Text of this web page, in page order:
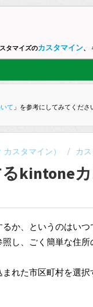
タマイズのカスタマイン、
て 」を参考にしてみてくださ
スタマイン） カ
kintone
か、というのはいつ
し、ごく簡単な住
れた市区町村を選